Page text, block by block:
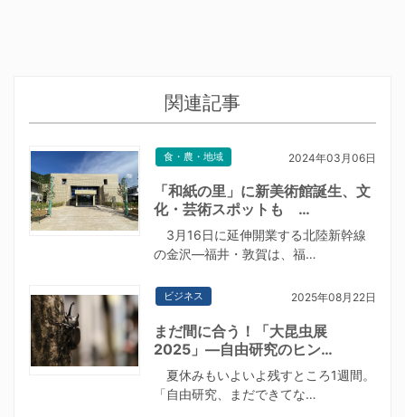
関連記事
食・農・地域 2024年03月06日
「和紙の里」に新美術館誕生、文
化・芸術スポットも …
3月16日に延伸開業する北陸新幹線
の金沢―福井・敦賀は、福…
ビジネス 2025年08月22日
まだ間に合う！「大昆虫展
2025」—自由研究のヒン…
夏休みもいよいよ残すところ1週間。
「自由研究、まだできてな…